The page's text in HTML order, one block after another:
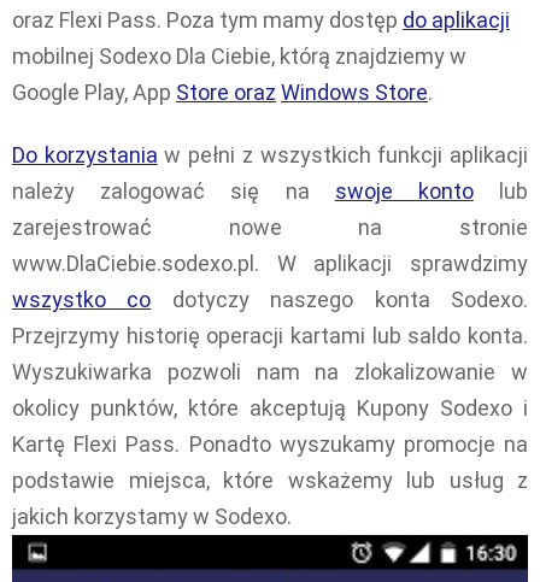
oraz Flexi Pass. Poza tym mamy dostęp do aplikacji
mobilnej Sodexo Dla Ciebie, którą znajdziemy w
Google Play, App Store oraz Windows Store.
Do korzystania w pełni z wszystkich funkcji aplikacji
należy zalogować się na swoje kontolub
zarejestrować nowe na stronie
www.DlaCiebie.sodexo.pl. W aplikacji sprawdzimy
wszystko co dotyczy naszego konta Sodexo.
Przejrzymy historię operacji kartami lub saldo konta.
Wyszukiwarka pozwoli nam na zlokalizowanie w
okolicy punktów, które akceptują Kupony Sodexo i
Kartę Flexi Pass. Ponadto wyszukamy promocje na
podstawie miejsca, które wskażemy lub usług z
jakich korzystamy w Sodexo.